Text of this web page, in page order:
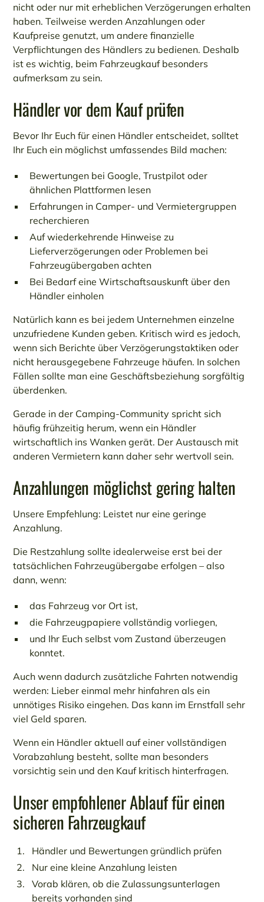
nicht oder nur mit erheblichen Verzögerungen erhalten
haben. Teilweise werden Anzahlungen oder
Kaufpreise genutzt, um andere finanzielle
Verpflichtungen des Händlers zu bedienen. Deshalb
ist es wichtig, beim Fahrzeugkauf besonders
aufmerksam zu sein.
Händler vor dem Kauf prüfen
Bevor Ihr Euch für einen Händler entscheidet, solltet
Ihr Euch ein möglichst umfassendes Bild machen:
Bewertungen bei Google, Trustpilot oder
ähnlichen Plattformen lesen
Erfahrungen in Camper- und Vermietergruppen
recherchieren
Auf wiederkehrende Hinweise zu
Lieferverzögerungen oder Problemen bei
Fahrzeugübergaben achten
Bei Bedarf eine Wirtschaftsauskunft über den
Händler einholen
Natürlich kann es bei jedem Unternehmen einzelne
unzufriedene Kunden geben. Kritisch wird es jedoch,
wenn sich Berichte über Verzögerungstaktiken oder
nicht herausgegebene Fahrzeuge häufen. In solchen
Fällen sollte man eine Geschäftsbeziehung sorgfältig
überdenken.
Gerade in der Camping-Community spricht sich
häufig frühzeitig herum, wenn ein Händler
wirtschaftlich ins Wanken gerät. Der Austausch mit
anderen Vermietern kann daher sehr wertvoll sein.
Anzahlungen möglichst gering halten
Unsere Empfehlung: Leistet nur eine geringe
Anzahlung.
Die Restzahlung sollte idealerweise erst bei der
tatsächlichen Fahrzeugübergabe erfolgen – also
dann, wenn:
das Fahrzeug vor Ort ist,
die Fahrzeugpapiere vollständig vorliegen,
und Ihr Euch selbst vom Zustand überzeugen
konntet.
Auch wenn dadurch zusätzliche Fahrten notwendig
werden: Lieber einmal mehr hinfahren als ein
unnötiges Risiko eingehen. Das kann im Ernstfall sehr
viel Geld sparen.
Wenn ein Händler aktuell auf einer vollständigen
Vorabzahlung besteht, sollte man besonders
vorsichtig sein und den Kauf kritisch hinterfragen.
Unser empfohlener Ablauf für einen
sicheren Fahrzeugkauf
Händler und Bewertungen gründlich prüfen
Nur eine kleine Anzahlung leisten
Vorab klären, ob die Zulassungsunterlagen
bereits vorhanden sind